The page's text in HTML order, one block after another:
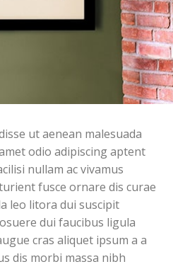
ut aenean malesuada
odio adipiscing aptent
nullam ac vivamus
fusce ornare dis curae
leo litora dui suscipit
dui faucibus ligula
cras aliquet ipsum a a
dis morbi massa nibh